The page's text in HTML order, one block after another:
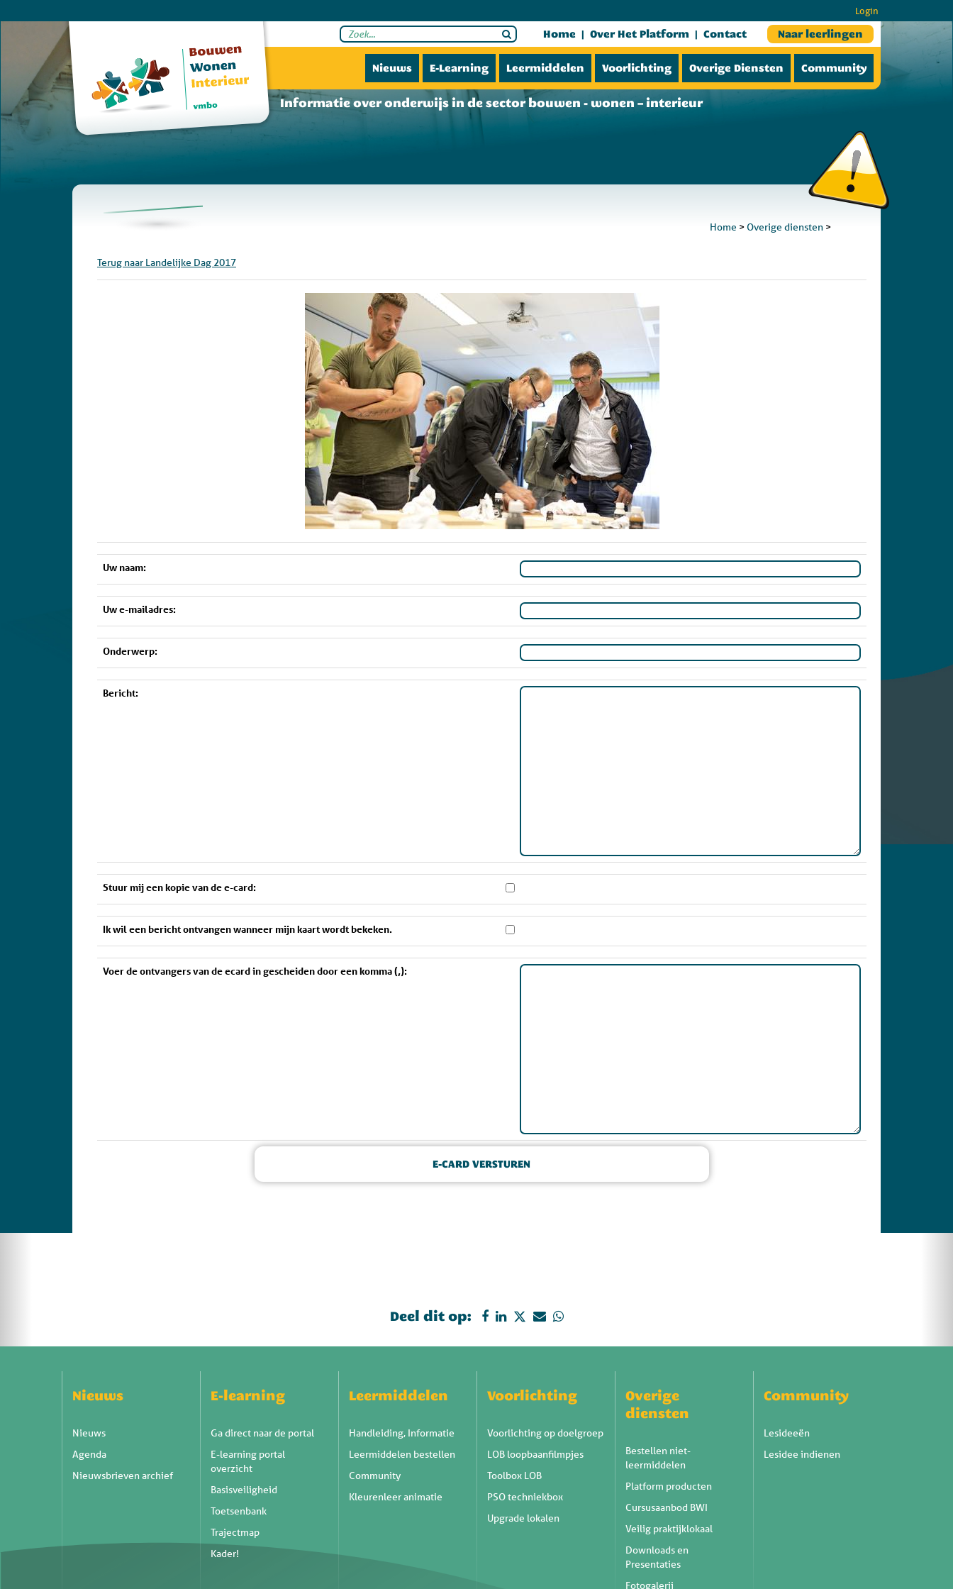
Login
Home Over Het Platform Contact Naar leerlingen
Nieuws E-Learning Leermiddelen Voorlichting Overige Diensten Community
Informatie over onderwijs in de sector bouwen - wonen – interieur
Home > Overige diensten >
Terug naar Landelijke Dag 2017
Uw naam:
Uw e-mailadres:
Onderwerp:
Bericht:
Stuur mij een kopie van de e-card:
Ik wil een bericht ontvangen wanneer mijn kaart wordt bekeken.
Voer de ontvangers van de ecard in gescheiden door een komma (,):
Deel dit op:
Nieuws
Nieuws
Agenda
Nieuwsbrieven archief
E-learning
Ga direct naar de portal
E-learning portal
overzicht
Basisveiligheid
Toetsenbank
Trajectmap
Kader!
Leermiddelen
Handleiding, Informatie
Leermiddelen bestellen
Community
Kleurenleer animatie
Voorlichting
Voorlichting op doelgroep
LOB loopbaanfilmpjes
Toolbox LOB
PSO techniekbox
Upgrade lokalen
Overige
diensten
Bestellen niet-
leermiddelen
Platform producten
Cursusaanbod BWI
Veilig praktijklokaal
Downloads en
Presentaties
Fotogalerij
Community
Lesideeën
Lesidee indienen